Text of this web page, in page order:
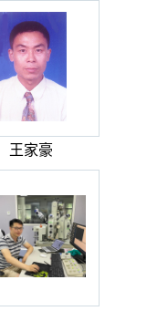
王家豪